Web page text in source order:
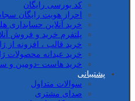
کد بورسی رایگان
احراز هویت رایگان
خرید آنلاین حسابداری
پلتفرم خرید و فروش
خرید قالب ، افزونه از
خرید عیدانه محصولات
خرید هاست -دومین و
پشتیبانی
سوالات متداول
صدای مشتری